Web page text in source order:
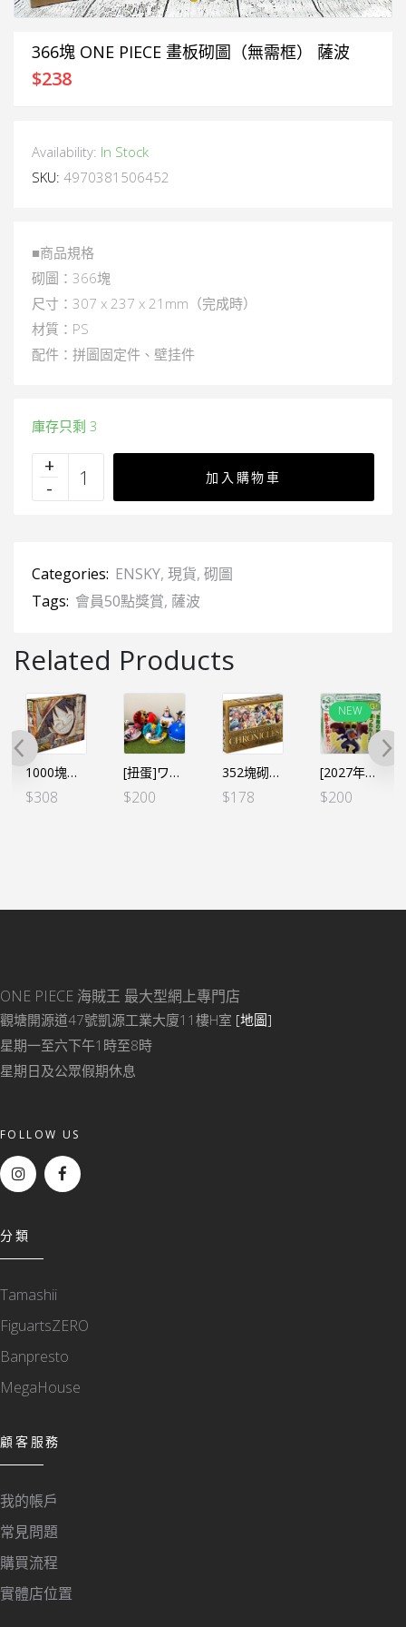
366塊 ONE PIECE 畫板砌圖（無需框） 薩波
$238
Availability: In Stock
SKU: 4970381506452
■商品規格
砌圖：366塊
尺寸：307 x 237 x 21mm（完成時）
材質：PS
配件：拼圖固定件、壁挂件
庫存只剩 3
加入購物車
Categories: ENSKY, 現貨, 砌圖
Tags: 會員50點獎賞, 薩波
Related Products
1000塊砌圖 兩年後路飛馬賽克
$308
[扭蛋]ワンピの実 海 海賊王千陽號士兵船鎢系統造型系列 全5個SET（行）
$200
352塊砌圖（CHRONICLES III）
$178
NEW
[2027年第一季][日本WJ應募限定] WCF 特別編 LECAFIG 薩波 連海賊王咭座及SP卡一張[日版] [全數HK$350/訂金$200]
$200
ONE PIECE 海賊王 最大型網上專門店
觀塘開源道47號凱源工業大廈11樓H室 [地圖]
星期一至六下午1時至8時
星期日及公眾假期休息
FOLLOW US
分類
Tamashii
FiguartsZERO
Banpresto
MegaHouse
顧客服務
我的帳戶
常見問題
購買流程
實體店位置